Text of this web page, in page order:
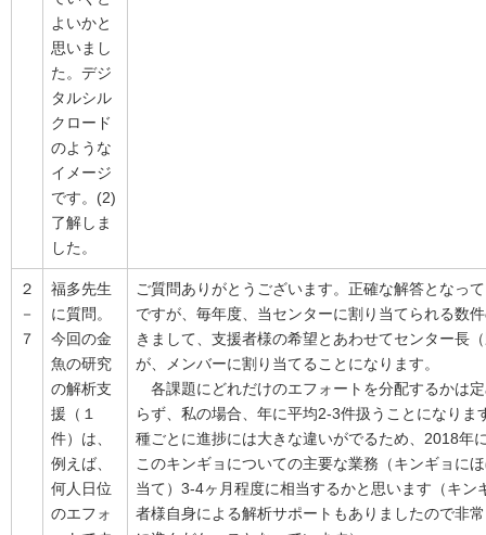
よいかと
思いまし
た。デジ
タルシル
クロード
のような
イメージ
です。(2)
了解しま
した。
２
－
７
福多先生
に質問。
今回の金
魚の研究
の解析支
援（１
件）は、
例えば、
何人日位
のエフォ
ご質問ありがとうございます。正確な解答となっ
ですが、毎年度、当センターに割り当てられる数
きまして、支援者様の希望とあわせてセンター長
が、メンバーに割り当てることになります。
各課題にどれだけのエフォートを分配するかは
らず、私の場合、年に平均2-3件扱うことになりま
種ごとに進捗には大きな違いがでるため、2018年
このキンギョについての主要な業務（キンギョに
当て）3-4ヶ月程度に相当するかと思います（キン
者様自身による解析サポートもありましたので非